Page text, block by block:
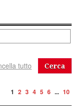
Cerca
1 2 3 4 5 6 ... 10